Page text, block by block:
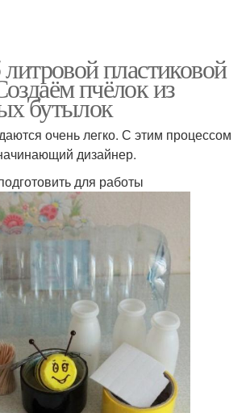
пластиковой
пчёлок из
бутылок
очень легко. С этим процессом
дизайнер.
для работы